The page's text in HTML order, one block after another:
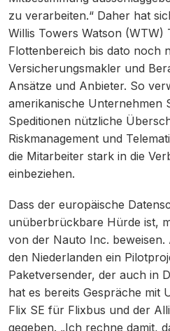
zu verarbeiten.“ Daher hat
Willis Towers Watson (WTW)
Flottenbereich bis dato noch
Versicherungsmakler und
Ansätze und Anbieter. So
amerikanische Unternehmen
Speditionen nützliche
Riskmanagement und
die Mitarbeiter stark in die
einbeziehen.
Dass der europäische
unüberbrückbare Hürde ist,
von der Nauto Inc.
den Niederlanden ein
Paketversender, der auch in
hat es bereits Gespräche mit
Flix SE für Flixbus und der
gegeben. „Ich rechne damit,